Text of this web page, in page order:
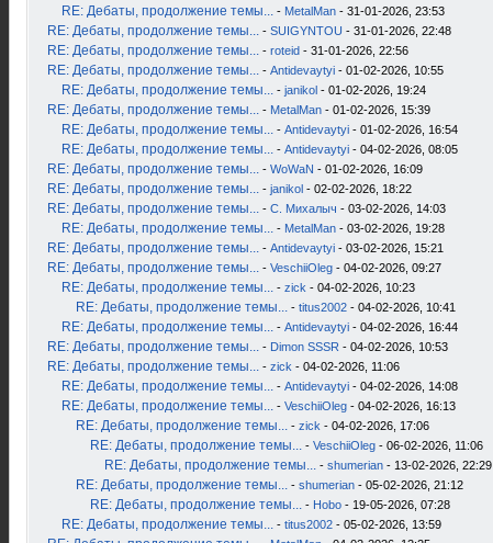
RE: Дебаты, продолжение темы... - MetalMan - 31-01-2026, 23:53
RE: Дебаты, продолжение темы... - SUIGYNTOU - 31-01-2026, 22:48
RE: Дебаты, продолжение темы... - roteid - 31-01-2026, 22:56
RE: Дебаты, продолжение темы... - Antidevaytyi - 01-02-2026, 10:55
RE: Дебаты, продолжение темы... - janikol - 01-02-2026, 19:24
RE: Дебаты, продолжение темы... - MetalMan - 01-02-2026, 15:39
RE: Дебаты, продолжение темы... - Antidevaytyi - 01-02-2026, 16:54
RE: Дебаты, продолжение темы... - Antidevaytyi - 04-02-2026, 08:05
RE: Дебаты, продолжение темы... - WoWaN - 01-02-2026, 16:09
RE: Дебаты, продолжение темы... - janikol - 02-02-2026, 18:22
RE: Дебаты, продолжение темы... - С. Михалыч - 03-02-2026, 14:03
RE: Дебаты, продолжение темы... - MetalMan - 03-02-2026, 19:28
RE: Дебаты, продолжение темы... - Antidevaytyi - 03-02-2026, 15:21
RE: Дебаты, продолжение темы... - VeschiiOleg - 04-02-2026, 09:27
RE: Дебаты, продолжение темы... - zick - 04-02-2026, 10:23
RE: Дебаты, продолжение темы... - titus2002 - 04-02-2026, 10:41
RE: Дебаты, продолжение темы... - Antidevaytyi - 04-02-2026, 16:44
RE: Дебаты, продолжение темы... - Dimon SSSR - 04-02-2026, 10:53
RE: Дебаты, продолжение темы... - zick - 04-02-2026, 11:06
RE: Дебаты, продолжение темы... - Antidevaytyi - 04-02-2026, 14:08
RE: Дебаты, продолжение темы... - VeschiiOleg - 04-02-2026, 16:13
RE: Дебаты, продолжение темы... - zick - 04-02-2026, 17:06
RE: Дебаты, продолжение темы... - VeschiiOleg - 06-02-2026, 11:06
RE: Дебаты, продолжение темы... - shumerian - 13-02-2026, 22:29
RE: Дебаты, продолжение темы... - shumerian - 05-02-2026, 21:12
RE: Дебаты, продолжение темы... - Hobo - 19-05-2026, 07:28
RE: Дебаты, продолжение темы... - titus2002 - 05-02-2026, 13:59